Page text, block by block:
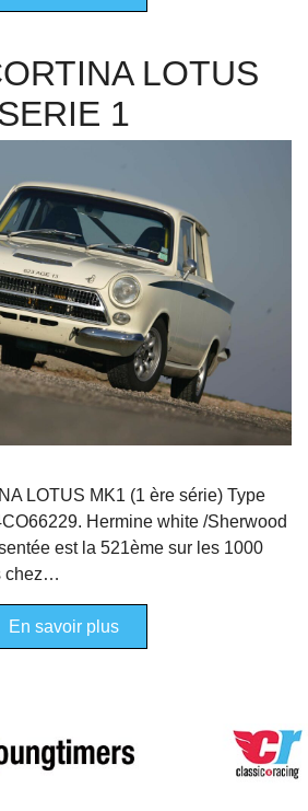
LOTUS
1
LOTUS MK1 (1 ère série) Type
Hermine white /Sherwood
est la 521ème sur les 1000
chez…
En savoir plus